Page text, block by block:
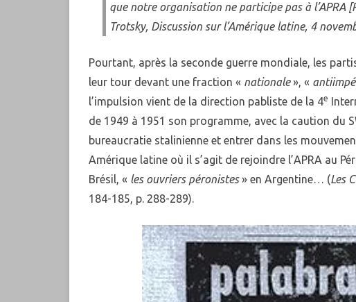
que notre organisation ne participe pas à l’APRA
Trotsky, Discussion sur l’Amérique latine, 4
Pourtant, après la seconde guerre mondiale, les
leur tour devant une fraction « nationale», «
l’impulsion vient de la direction pabliste de la 4e
de 1949 à 1951 son programme, avec la caution du
bureaucratie stalinienne et entrer dans les
Amérique latine où il s’agit de rejoindre l’APRA au
Brésil, « les ouvriers péronistes» en Argentine… (Les
184-185, p. 288-289).